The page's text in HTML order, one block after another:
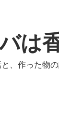
は
、作った物の